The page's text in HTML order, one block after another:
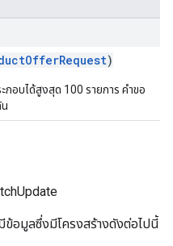
)
กอบได้สูงสุด 100 รายการ คำขอ
ข้อมูลซึ่งมีโครงสร้างดังต่อไปนี้